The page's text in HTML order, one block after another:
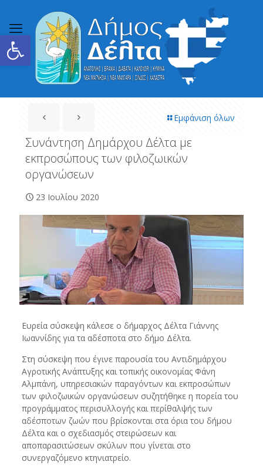
Ανοίξτε τη γραμμή εργαλείων
Εμφάνιση όλων
Συνάντηση Δημάρχου Δέλτα με
εκπροσώπους των φιλοζωικών
οργανώσεων
23 Ιουλίου 2020
Ευρεία σύσκεψη κάλεσε ο δήμαρχος Δέλτα Γιάννης
Ιωαννίδης για τα αδέσποτα στο δήμο Δέλτα.
Στη σύσκεψη που έγινε παρουσία του Αντιδημάρχου
Αγροτικής Ανάπτυξης και τοπικής οικονομίας Φάνη
Αλμπάνη, υπηρεσιακών παραγόντων και εκπροσώπων
των φιλοζωικών οργανώσεων συζητήθηκε η πορεία του
προγράμματος περισυλλογής και περίθαλψής των
αδέσποτων ζωών που βρίσκονται στα όρια του δήμου
Δέλτα και ο σχεδιασμός στειρώσεων και
αποπαρασιτώσεων σκύλων που γίνεται στο
συνεργαζόμενο κτηνιατρείο.